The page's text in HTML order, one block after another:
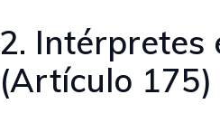
2. Intérpretes
(Artículo 175)